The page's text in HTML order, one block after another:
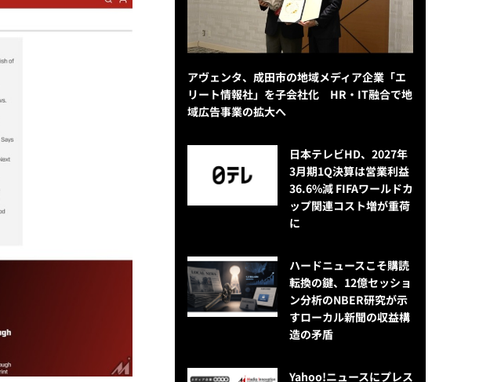
アヴェンタ、成田市の地域メディア企業「エ
リート情報社」を子会社化 HR・IT融合で地
域広告事業の拡大へ
日本テレビHD、2027年
3月期1Q決算は営業利益
36.6%減 FIFAワールドカ
ップ関連コスト増が重荷
に
ハードニュースこそ購読
転換の鍵、12億セッショ
ン分析のNBER研究が示
すローカル新聞の収益構
造の矛盾
Yahoo!ニュースにプレス